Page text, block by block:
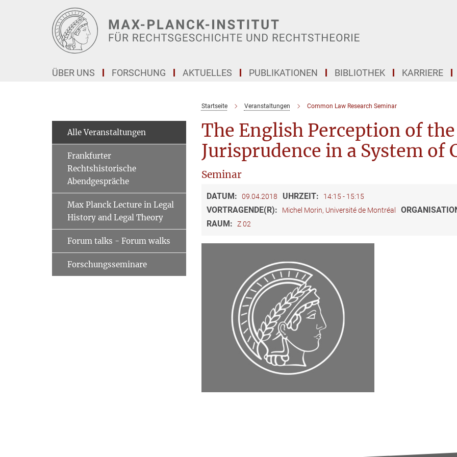
ÜBER UNS FORSCHUNG AKTUELLES PUBLIKATIONEN BIBLIOTHEK KARRIERE
Startseite Veranstaltungen Common Law Research Seminar
The English Perception of
Jurisprudence in a System of
Seminar
DATUM: 09.04.2018 UHRZEIT: 14:15 - 15:15
VORTRAGENDE(R): Michel Morin, Université de Montréal
RAUM:
Z 02
Alle Veranstaltungen
Frankfurter
Rechtshistorische
Abendgespräche
Max Planck Lecture in Legal
History and Legal Theory
Forum talks - Forum walks
Forschungsseminare